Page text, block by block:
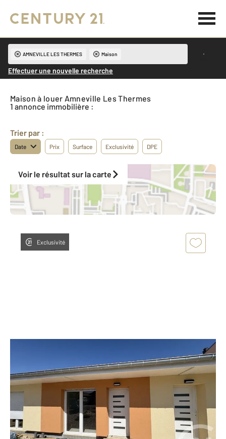
AMNEVILLE LES THERMES Maison
Effectuer une nouvelle recherche
Maison à louer Amneville Les Thermes
1 annonce immobilière :
Trier par :
Date Prix Surface Exclusivité DPE
Voir le résultat sur la carte
Exclusivité
Ref : 28609
Maison à louer
920 €
par mois charges comprises
Visiter le site dédié